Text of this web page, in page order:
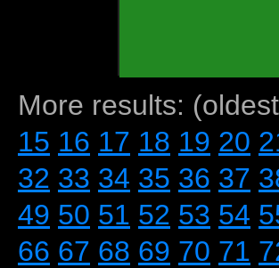
More results:
15 16 17 18 19 20
32 33 34 35 36 37
49 50 51 52 53 54
66 67 68 69 70 71